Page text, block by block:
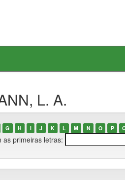
L. A.
G H I J K L M N O P
as primeiras letras: